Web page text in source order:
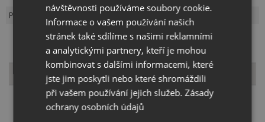
Popis produktu Dotaz k produktu
Popis produktu
Vícestupňové drcení: 4 stupňová technologie
návštěvnosti používáme soubory cookie.
Informace o vašem používání našich
stránek také sdílíme s našimi reklamními
a analytickými partnery, kteří je mohou
kombinovat s dalšími informacemi, které
jste jim poskytli nebo které shromáždili
při vašem používání jejich služeb.Zásady
ochrany osobních údajů